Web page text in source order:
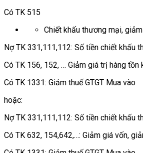
Có TK 515
Chiết khấu thương mại,
Nợ TK 331,111,112: Số tiền chiết khấu
Có TK 156, 152, … Giảm giá trị hàng tồn
Có TK 1331: Giảm thuế GTGT Mua vào
hoặc:
Nợ TK 331,111,112: Số tiền chiết khấu
Có TK 632, 154,642,…: Giảm giá vốn,